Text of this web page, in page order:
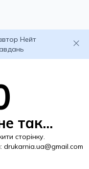
Нейт
так...
сторінку.
drukarnia.ua@gmail.com